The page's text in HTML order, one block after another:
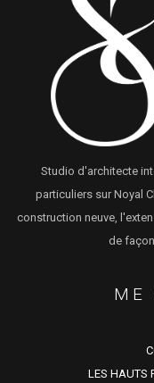
Studio d'architecte
particuliers sur Noyal
construction neuve,
de
ME
LES HAUTS